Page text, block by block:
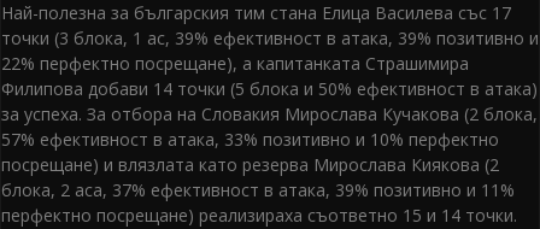
Най-полезна за българския тим стана Елица Василева със 17
точки (3 блока, 1 ас, 39% ефективност в атака, 39% позитивно и
22% перфектно посрещане), а капитанката Страшимира
Филипова добави 14 точки (5 блока и 50% ефективност в атака)
за успеха. За отбора на Словакия Мирослава Кучакова (2 блока,
57% ефективност в атака, 33% позитивно и 10% перфектно
посрещане) и влязлата като резерва Мирослава Киякова (2
блока, 2 аса, 37% ефективност в атака, 39% позитивно и 11%
перфектно посрещане) реализираха съответно 15 и 14 точки.